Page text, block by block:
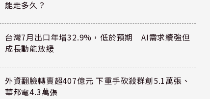
能走多久？
台灣7月出口年增32.9%，低於預期 AI需求續強但
成長動能放緩
外資翻臉轉賣超407億元 下重手砍殺群創5.1萬張、
華邦電4.3萬張